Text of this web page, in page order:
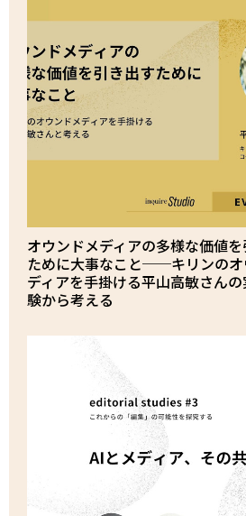
オウンドメディアの多様な価値
ために大事なこと──キリンのオ
ディアを手掛ける平山高敏さん
験から考える